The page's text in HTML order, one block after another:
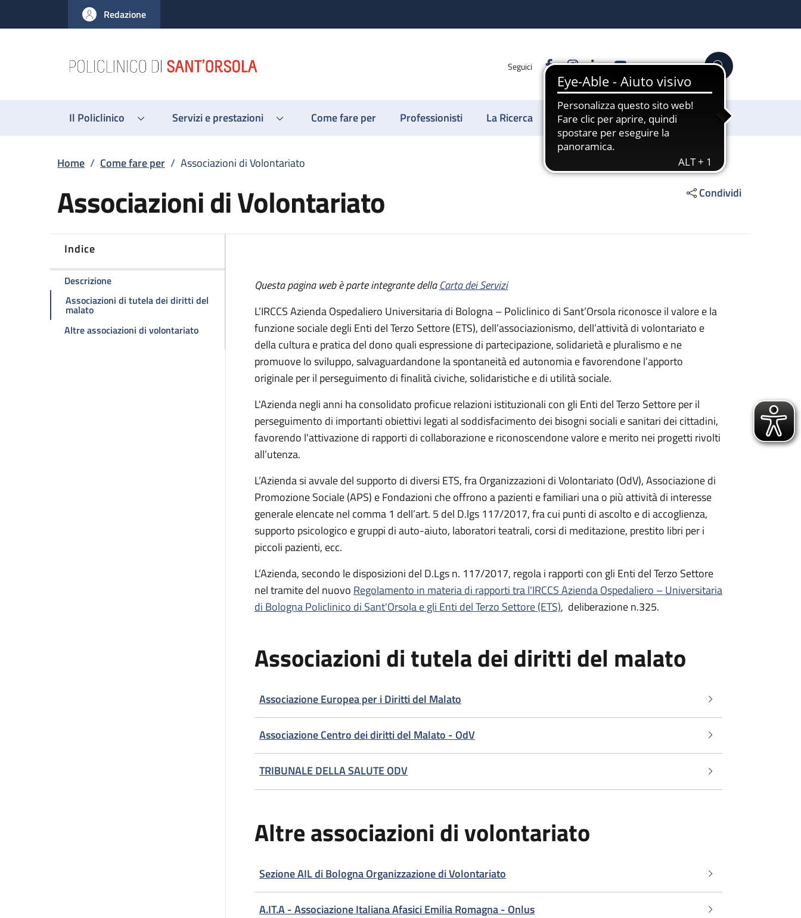
al contenuto principale
to footer content
Redazione
Seguici FacebookInstagram
LinkedinYouTube Cerca
Il Policlinico Servizi e prestazioni Come fare per Professionisti La Ricerca Sostienici
Briciole di pane
Home / Come fare per / Associazioni di Volontariato
Associazioni di Volontariato Condividi
Indice
Descrizionedella pagina Associazioni di Volontariato
Associazioni di tutela dei diritti del
malatodella pagina Associazioni di Volontariato
Altre associazioni di volontariatodella pagina Associazioni di Volontariato
Questa pagina web è parte integrante dellaCarta dei Servizi
L’IRCCS Azienda Ospedaliero Universitaria di Bologna – Policlinico di Sant’Orsola riconosce il valore e la
funzione sociale degli Enti del Terzo Settore (ETS), dell’associazionismo, dell’attività di volontariato e
della cultura e pratica del dono quali espressione di partecipazione, solidarietà e pluralismo e ne
promuove lo sviluppo, salvaguardandone la spontaneità ed autonomia e favorendone l’apporto
originale per il perseguimento di finalità civiche, solidaristiche e di utilità sociale.
L'Azienda negli anni ha consolidato proficue relazioni istituzionali con gli Enti del Terzo Settore per il
perseguimento di importanti obiettivi legati al soddisfacimento dei bisogni sociali e sanitari dei cittadini,
favorendo l'attivazione di rapporti di collaborazione e riconoscendone valore e merito nei progetti rivolti
all’utenza.
L’Azienda si avvale del supporto di diversi ETS, fra Organizzazioni di Volontariato (OdV), Associazione di
Promozione Sociale (APS) e Fondazioni che offrono a pazienti e familiari una o più attività di interesse
generale elencate nel comma 1 dell’art. 5 del D.lgs 117/2017, fra cui punti di ascolto e di accoglienza,
supporto psicologico e gruppi di auto-aiuto, laboratori teatrali, corsi di meditazione, prestito libri per i
piccoli pazienti, ecc.
L’Azienda, secondo le disposizioni del D.Lgs n. 117/2017, regola i rapporti con gli Enti del Terzo Settore
nel tramite del nuovo Regolamento in materia di rapporti tra l'IRCCS Azienda Ospedaliero – Universitaria
di Bologna Policlinico di Sant'Orsola e gli Enti del Terzo Settore (ETS), deliberazione n.325.
Associazioni di tutela dei diritti del malato
Associazione Europea per i Diritti del Malato
Associazione Centro dei diritti del Malato - OdV
TRIBUNALE DELLA SALUTE ODV
Altre associazioni di volontariato
Sezione AIL di Bologna Organizzazione di Volontariato
A.IT.A - Associazione Italiana Afasici Emilia Romagna - Onlus